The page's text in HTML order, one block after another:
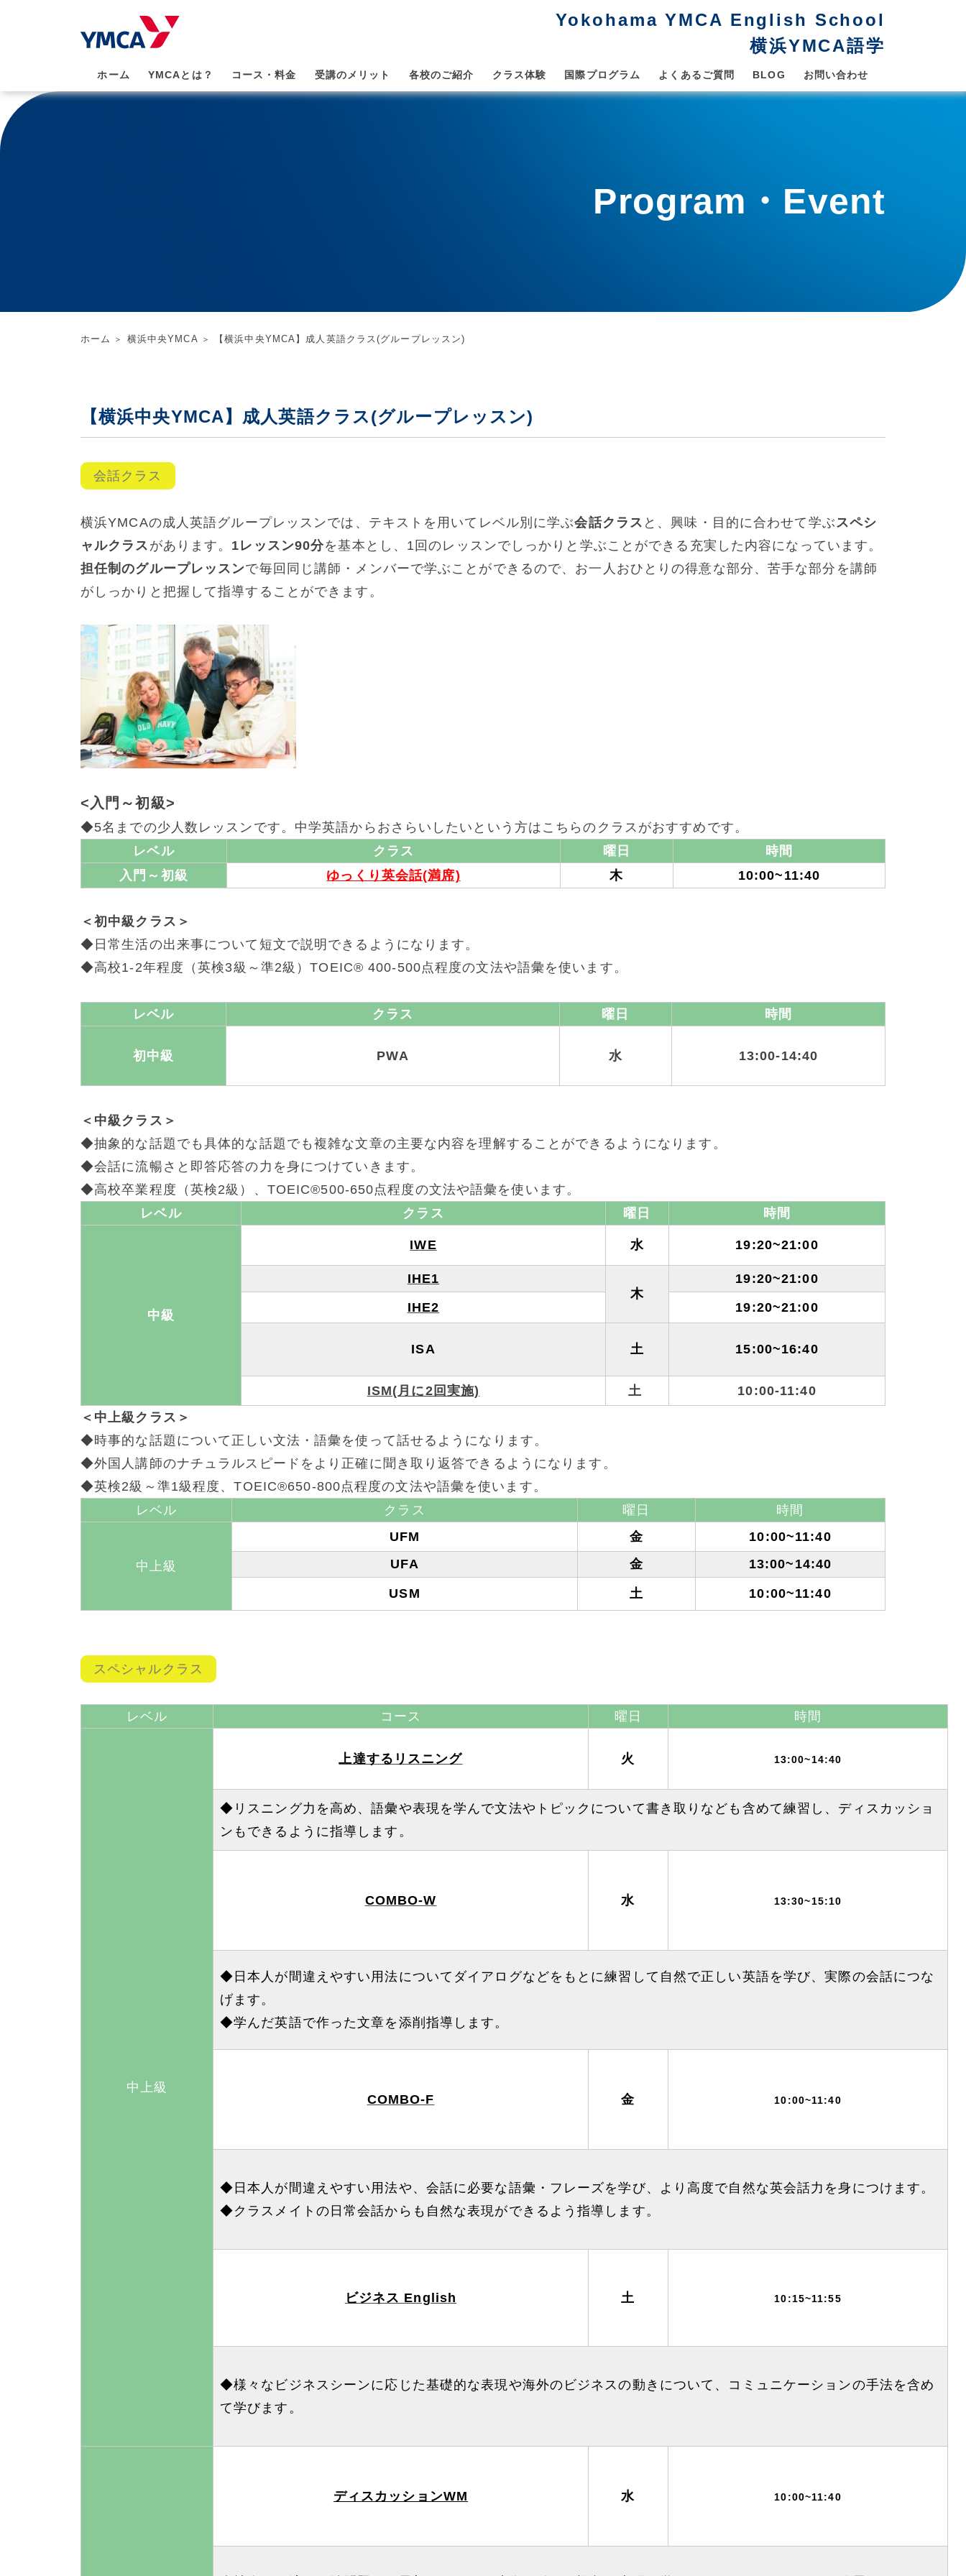
Yokohama YMCA English School
横浜YMCA語学
ホーム YMCAとは？ コース・料金 受講のメリット 各校のご紹介 クラス体験 国際プログラム よくあるご質問 BLOG お問い合わせ
Program・Event
ホーム 横浜中央YMCA 【横浜中央YMCA】成人英語クラス(グループレッスン)
【横浜中央YMCA】成人英語クラス(グループレッスン)
会話クラス
横浜YMCAの成人英語グループレッスンでは、テキストを用いてレベル別に学ぶ会話クラス と、興味・目的に合わせて学ぶスペシ
ャルクラス があります。 1レッスン90分を基本とし、1回のレッスンでしっかりと学ぶことができる充実した内容になっています。
担任制のグループレッスンで毎回同じ講師・メンバーで学ぶことができるので、お一人おひとりの得意な部分、苦手な部分を講師
がしっかりと把握して指導することができます。
<入門～初級>
◆5名までの少人数レッスンです。中学英語からおさらいしたいという方はこちらのクラスがおすすめです。
レベル
クラス 曜日
時間
入門～初級
ゆっくり英会話(満席) 木 10:00~11:40
＜初中級クラス＞
◆日常生活の出来事について短文で説明できるようになります。
◆高校1-2年程度（英検3級～準2級）TOEIC® 400-500点程度の文法や語彙を使います。
レベル クラス 曜日 時間
初中級 PWA 水 13:00-14:40
＜中級クラス＞
◆抽象的な話題でも具体的な話題でも複雑な文章の主要な内容を理解することができるようになります。
◆会話に流暢さと即答応答の力を身につけていきます。
◆高校卒業程度（英検2級）、TOEIC®500-650点程度の文法や語彙を使います。
レベル
クラス 曜日 時間
中級
IWE 水 19:20~21:00
IHE1
木
19:20~21:00
IHE2
19:20~21:00
ISA 土 15:00~16:40
ISM(月に2回実施) 土
10:00-11:40
＜中上級クラス＞
◆時事的な話題について正しい文法・語彙を使って話せるようになります。
◆外国人講師のナチュラルスピードをより正確に聞き取り返答できるようになります。
◆英検2級～準1級程度、TOEIC®650-800点程度の文法や語彙を使います。
レベル
クラス 曜日 時間
中上級
UFM 金
10:00~11:40
UFA
金 13:00~14:40
USM 土 10:00~11:40
スペシャルクラス
レベル コース 曜日 時間
中上級
上達するリスニング 火 13:00~14:40
◆リスニング力を高め、語彙や表現を学んで文法やトピックについて書き取りなども含めて練習し、ディスカッショ
ンもできるように指導します。
COMBO-W 水 13:30~15:10
◆日本人が間違えやすい用法についてダイアログなどをもとに練習して自然で正しい英語を学び、実際の会話につな
げます。
◆学んだ英語で作った文章を添削指導します。
COMBO-F 金 10:00~11:40
◆日本人が間違えやすい用法や、会話に必要な語彙・フレーズを学び、より高度で自然な英会話力を身につけます。
◆クラスメイトの日常会話からも自然な表現ができるよう指導します。
ビジネス English 土 10:15~11:55
◆様々なビジネスシーンに応じた基礎的な表現や海外のビジネスの動きについて、コミュニケーションの手法を含め
て学びます。
ディスカッションWM 水 10:00~11:40